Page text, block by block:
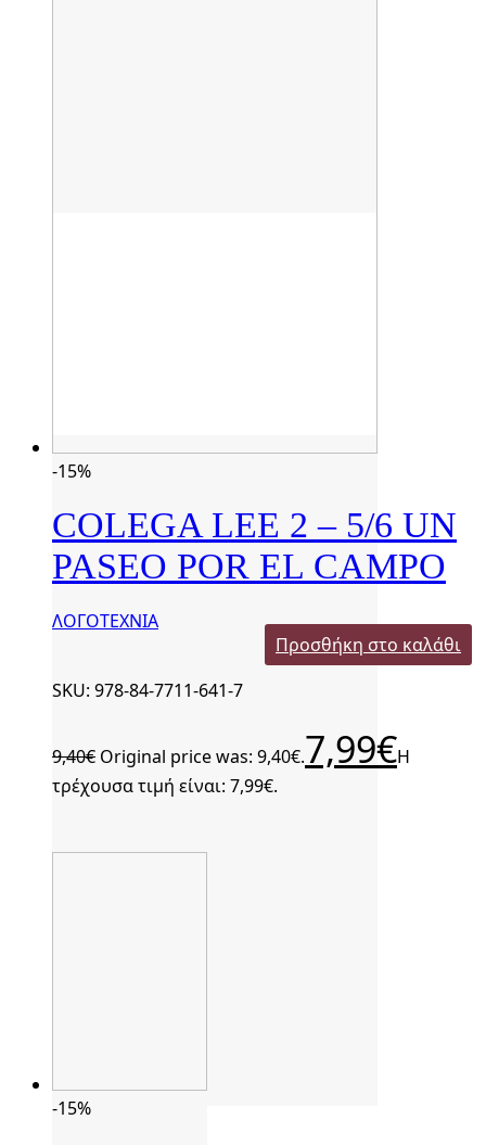
-15%
COLEGA LEE 2 – 5/6 UN
PASEO POR EL CAMPO
ΛΟΓΟΤΕΧΝΙΑ
Προσθήκη στο καλάθι
SKU: 978-84-7711-641-7
9,40€ Original price was: 9,40€.7,99€Η
τρέχουσα τιμή είναι: 7,99€.
-15%